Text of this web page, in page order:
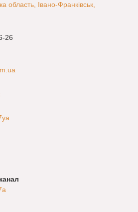
область, Івано-Франківськ,
26